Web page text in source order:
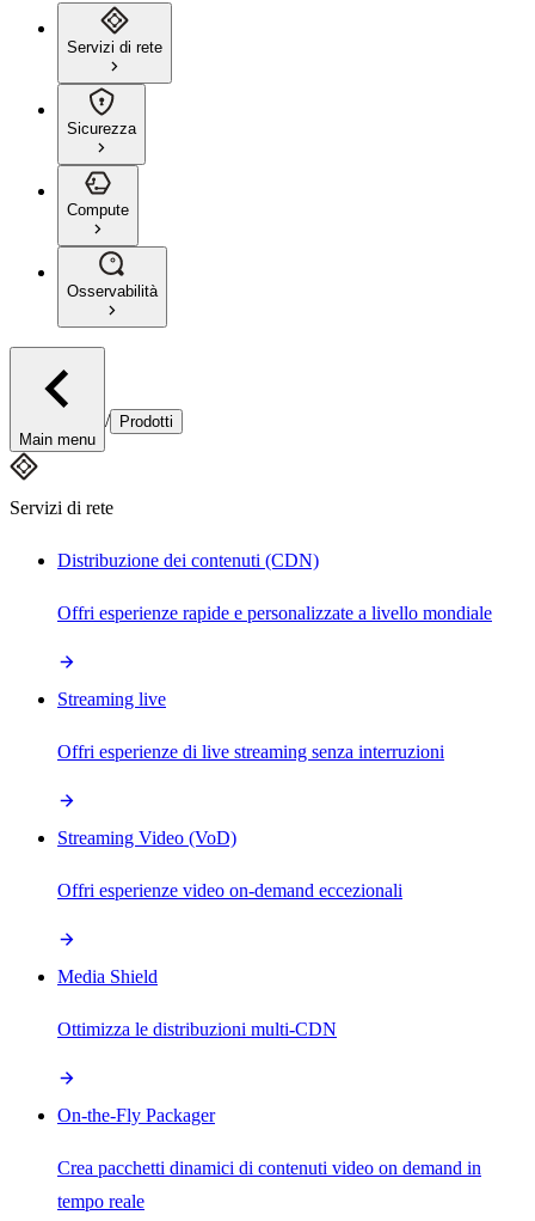
Servizi di rete
Sicurezza
Compute
Osservabilità
Main menu
/ Prodotti
Servizi di rete
Distribuzione dei contenuti (CDN)
Offri esperienze rapide e personalizzate a livello mondiale
Streaming live
Offri esperienze di live streaming senza interruzioni
Streaming Video (VoD)
Offri esperienze video on-demand eccezionali
Media Shield
Ottimizza le distribuzioni multi-CDN
On-the-Fly Packager
Crea pacchetti dinamici di contenuti video on demand in
tempo reale